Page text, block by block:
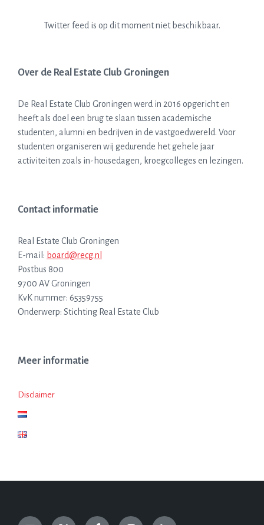
Twitter feed is op dit moment niet beschikbaar.
Over de Real Estate Club Groningen
De Real Estate Club Groningen werd in 2016 opgericht en
heeft als doel een brug te slaan tussen academische
studenten, alumni en bedrijven in de vastgoedwereld. Voor
studenten organiseren wij gedurende het gehele jaar
activiteiten zoals in-housedagen, kroegcolleges en lezingen.
Contact informatie
Real Estate Club Groningen
E-mail: board@recg.nl
Postbus 800
9700 AV Groningen
KvK nummer: 65359755
Onderwerp: Stichting Real Estate Club
Meer informatie
Disclaimer